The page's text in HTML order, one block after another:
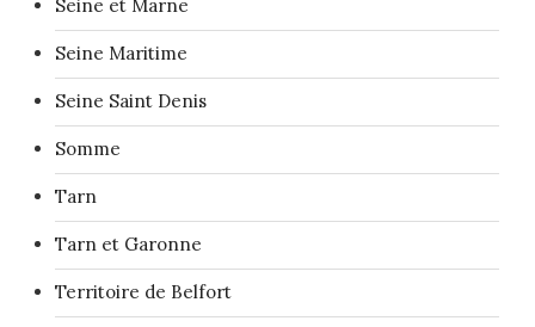
Seine et Marne
Seine Maritime
Seine Saint Denis
Somme
Tarn
Tarn et Garonne
Territoire de Belfort